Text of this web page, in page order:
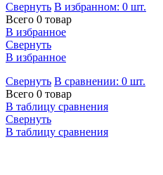
Свернуть В избранном: 0 шт.
Всего 0 товар
В избранное
Свернуть
В избранное
Свернуть В сравнении: 0 шт.
Всего 0 товар
В таблицу сравнения
Свернуть
В таблицу сравнения